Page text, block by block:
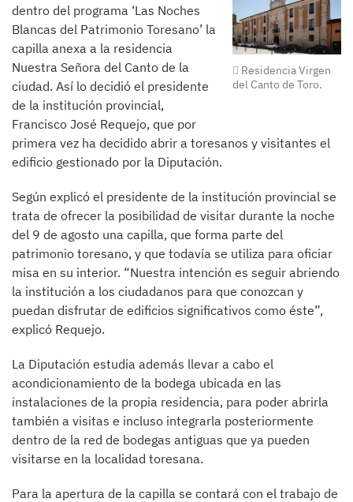
Residencia Virgen
del Canto de Toro.
dentro del programa ‘Las Noches
Blancas del Patrimonio Toresano’ la
capilla anexa a la residencia
Nuestra Señora del Canto de la
ciudad. Así lo decidió el presidente
de la institución provincial,
Francisco José Requejo, que por
primera vez ha decidido abrir a toresanos y visitantes el
edificio gestionado por la Diputación.
Según explicó el presidente de la institución provincial se
trata de ofrecer la posibilidad de visitar durante la noche
del 9 de agosto una capilla, que forma parte del
patrimonio toresano, y que todavía se utiliza para oficiar
misa en su interior. “Nuestra intención es seguir abriendo
la institución a los ciudadanos para que conozcan y
puedan disfrutar de edificios significativos como éste”,
explicó Requejo.
La Diputación estudia además llevar a cabo el
acondicionamiento de la bodega ubicada en las
instalaciones de la propia residencia, para poder abrirla
también a visitas e incluso integrarla posteriormente
dentro de la red de bodegas antiguas que ya pueden
visitarse en la localidad toresana.
Para la apertura de la capilla se contará con el trabajo de